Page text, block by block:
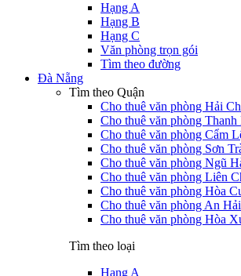
Hạng A
Hạng B
Hạng C
Văn phòng trọn gói
Tìm theo đường
Đà Nẵng
Tìm theo Quận
Cho thuê văn phòng Hải
Cho thuê văn phòng Thanh
Cho thuê văn phòng Cẩm
Cho thuê văn phòng Sơn
Cho thuê văn phòng Ngũ
Cho thuê văn phòng Liên
Cho thuê văn phòng Hòa
Cho thuê văn phòng An Hải
Cho thuê văn phòng Hòa
Tìm theo loại
Hạng A